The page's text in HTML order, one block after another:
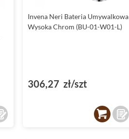
Invena Neri Bateria Umywalkowa
Wysoka Chrom (BU-01-W01-L)
306,27 zł/szt